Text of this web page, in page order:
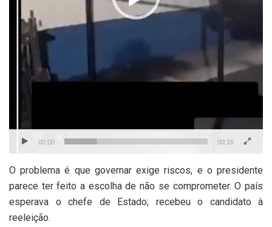
00:00 00:16
O problema é que governar exige riscos, e o presidente
parece ter feito a escolha de não se comprometer. O país
esperava o chefe de Estado; recebeu o candidato à
reeleição.